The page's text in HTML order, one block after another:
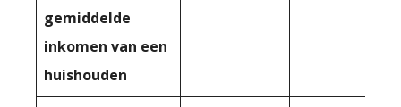
gemiddelde
inkomen van een
huishouden